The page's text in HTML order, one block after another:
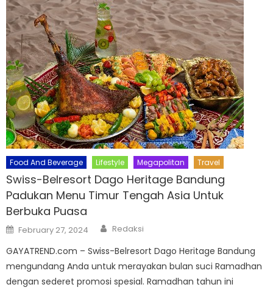
Food And Beverage Lifestyle Megapolitan Travel
Swiss-Belresort Dago Heritage Bandung
Padukan Menu Timur Tengah Asia Untuk
Berbuka Puasa
Posted
on
February 27, 2024 Author
Redaksi
GAYATREND.com – Swiss-Belresort Dago Heritage Bandung
mengundang Anda untuk merayakan bulan suci Ramadhan
dengan sederet promosi spesial. Ramadhan tahun ini